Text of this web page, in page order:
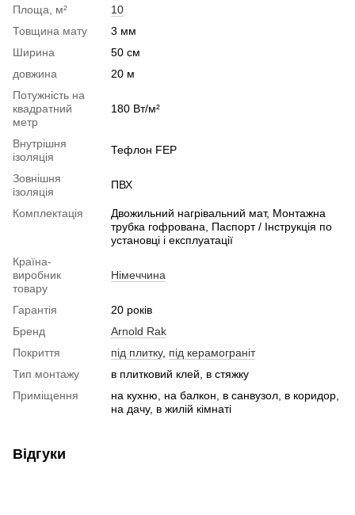
Площа, м²
10
Товщина мату
3 мм
Ширина
50 см
довжина
20 м
Потужність на
квадратний
метр
180 Вт/м²
Внутрішня
ізоляція
Тефлон FEP
Зовнішня
ізоляція
ПВХ
Комплектація
Двожильний нагрівальний мат, Монтажна
трубка гофрована, Паспорт / Інструкція по
установці і експлуатації
Країна-
виробник
товару
Німеччина
Гарантія
20 років
Бренд
Arnold Rak
Покриття
під плитку, під керамограніт
Тип монтажу
в плитковий клей, в стяжку
Приміщення
на кухню, на балкон, в санвузол, в коридор,
на дачу, в жилій кімнаті
Відгуки